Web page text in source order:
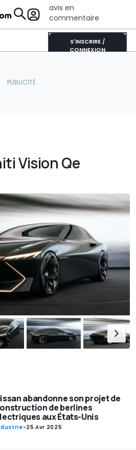
avis en
commentaire
S'INSCRIRE /
CONNEXION
Vision Qe
abandonne son projet de
de berlines
aux États-Unis
-25 Avr 2025